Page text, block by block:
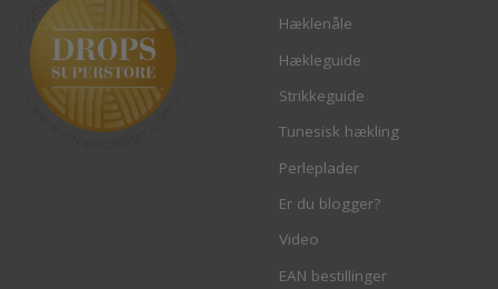
Hæklenåle
Hækleguide
Strikkeguide
Tunesisk hækling
Perleplader
Er du blogger?
Video
EAN bestillinger